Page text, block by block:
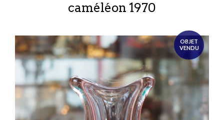
caméléon 1970
OBJET
VENDU